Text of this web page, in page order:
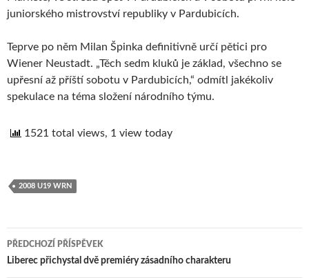
juniorského mistrovství republiky v Pardubicích.
Teprve po něm Milan Špinka definitivně určí pětici pro
Wiener Neustadt. „Těch sedm kluků je základ, všechno se
upřesní až příští sobotu v Pardubicích,“ odmítl jakékoliv
spekulace na téma složení národního týmu.
1521 total views, 1 view today
2008 U19 WRN
Navigace
PŘEDCHOZÍ PŘÍSPĚVEK
Liberec přichystal dvě premiéry zásadního charakteru